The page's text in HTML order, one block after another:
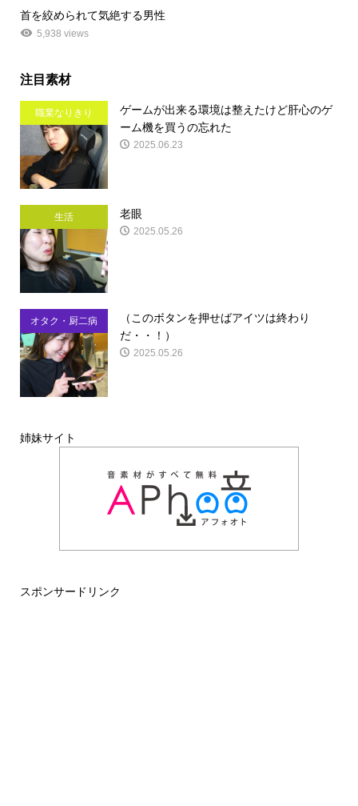
首を絞められて気絶する男性
5,938 views
注目素材
職業なりきり
ゲームが出来る環境は整えたけど肝心のゲ
ーム機を買うの忘れた
2025.06.23
生活 老眼
2025.05.26
オタク・厨二病
（このボタンを押せばアイツは終わり
だ・・！）
2025.05.26
姉妹サイト
スポンサードリンク